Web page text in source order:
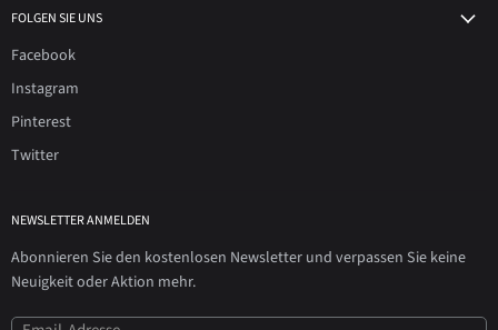
FOLGEN SIE UNS
Facebook
Instagram
Pinterest
Twitter
NEWSLETTER ANMELDEN
Abonnieren Sie den kostenlosen Newsletter und verpassen Sie keine
Neuigkeit oder Aktion mehr.